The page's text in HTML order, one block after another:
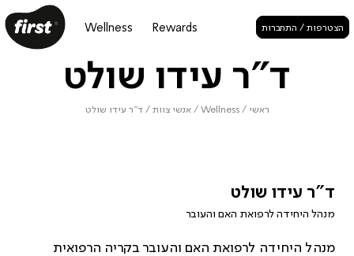
הצטרפות / התחברות Rewards
Wellness
ד"ר עידו שולט
ראשי /
Wellness
/ אנשי צוות / ד"ר עידו שולט
ד"ר עידו שולט
מנהל היחידה לרפואת האם והעובר
מנהל היחידה לרפואת האם והעובר בקריה הרפואית